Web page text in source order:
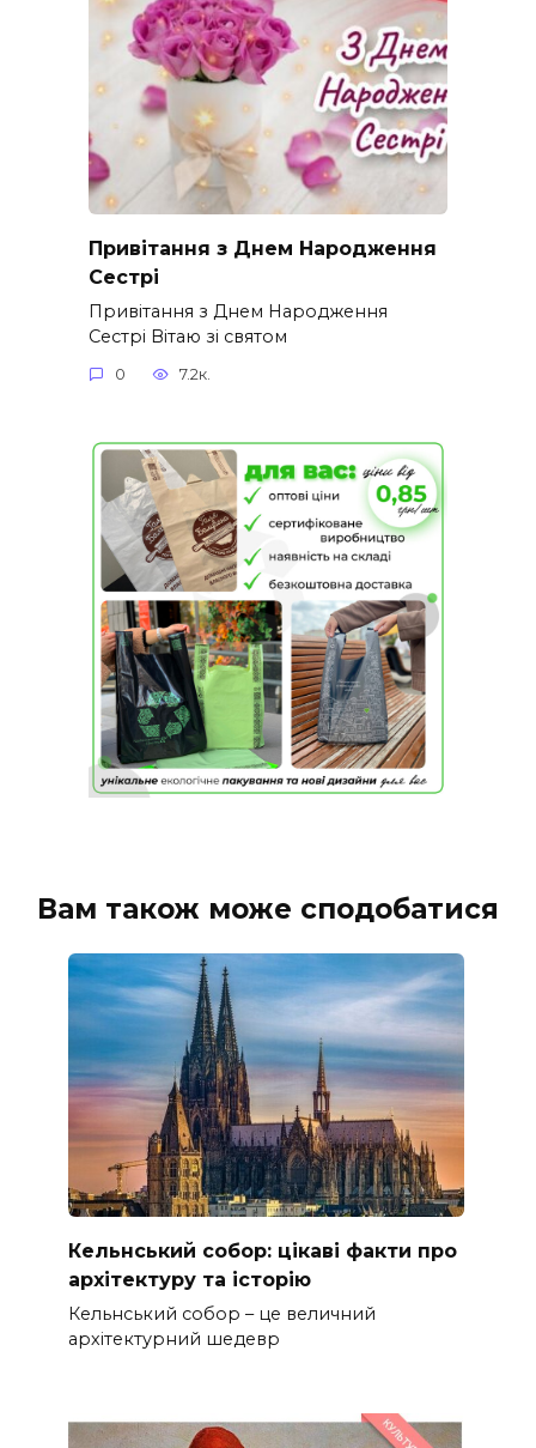
Привітання з Днем Народження
Сестрі
Привітання з Днем Народження
Сестрі Вітаю зі святом
0 7.2к.
Вам також може сподобатися
Кельнський собор: цікаві факти про
архітектуру та історію
Кельнський собор – це величний
архітектурний шедевр